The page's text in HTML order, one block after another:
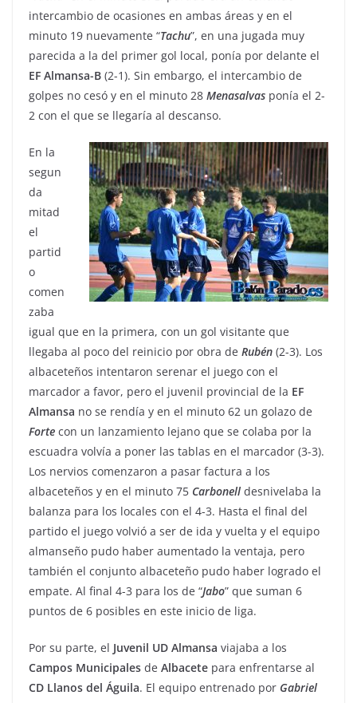
intercambio de ocasiones en ambas áreas y en el
minuto 19 nuevamente “Tachu”, en una jugada muy
parecida a la del primer gol local, ponía por delante el
EF Almansa-B (2-1). Sin embargo, el intercambio de
golpes no cesó y en el minuto 28 Menasalvas ponía el 2-
2 con el que se llegaría al descanso.
En la
segun
da
mitad
el
partid
o
comen
zaba
igual que en la primera, con un gol visitante que
llegaba al poco del reinicio por obra de Rubén (2-3). Los
albaceteños intentaron serenar el juego con el
marcador a favor, pero el juvenil provincial de la EF
Almansa no se rendía y en el minuto 62 un golazo de
Forte con un lanzamiento lejano que se colaba por la
escuadra volvía a poner las tablas en el marcador (3-3).
Los nervios comenzaron a pasar factura a los
albaceteños y en el minuto 75 Carbonell desnivelaba la
balanza para los locales con el 4-3. Hasta el final del
partido el juego volvió a ser de ida y vuelta y el equipo
almanseño pudo haber aumentado la ventaja, pero
también el conjunto albaceteño pudo haber logrado el
empate. Al final 4-3 para los de “Jabo” que suman 6
puntos de 6 posibles en este inicio de liga.
Por su parte, el Juvenil UD Almansa viajaba a los
Campos Municipales de Albacete para enfrentarse al
CD Llanos del Águila. El equipo entrenado por Gabriel